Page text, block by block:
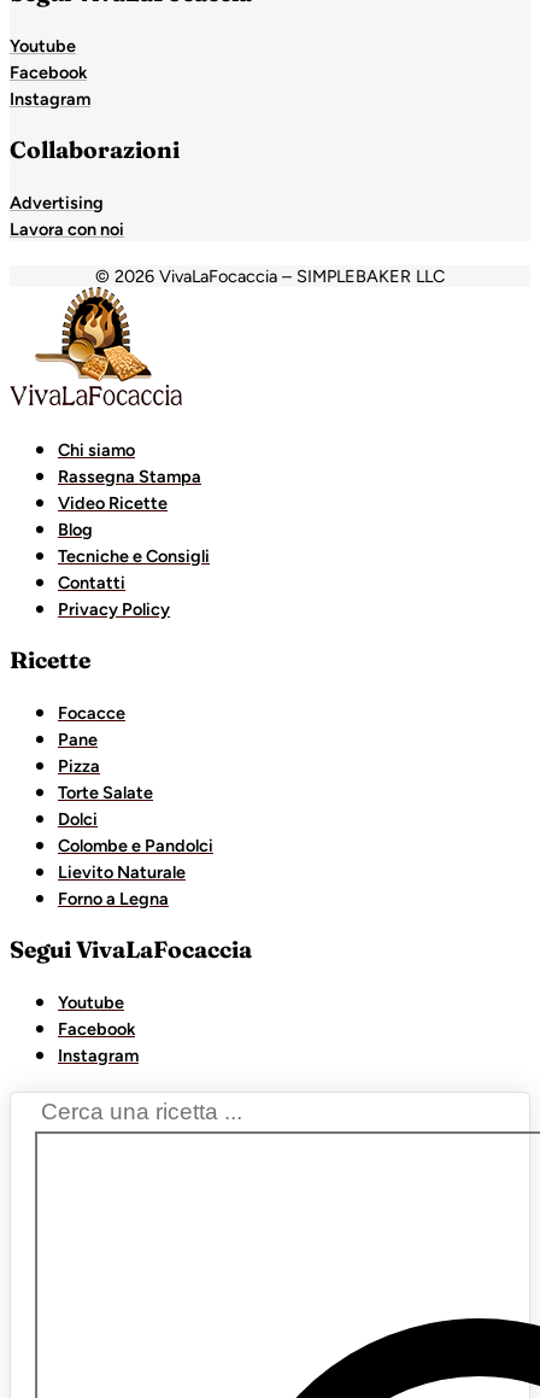
Youtube
Facebook
Instagram
Collaborazioni
Advertising
Lavora con noi
© 2026 VivaLaFocaccia – SIMPLEBAKER LLC
grandpashabet
Chi siamo
Rassegna Stampa
Video Ricette
Blog
Tecniche e Consigli
Contatti
Privacy Policy
Ricette
Focacce
Pane
Pizza
Torte Salate
Dolci
Colombe e Pandolci
Lievito Naturale
Forno a Legna
Segui VivaLaFocaccia
Youtube
Facebook
Instagram
Search
...